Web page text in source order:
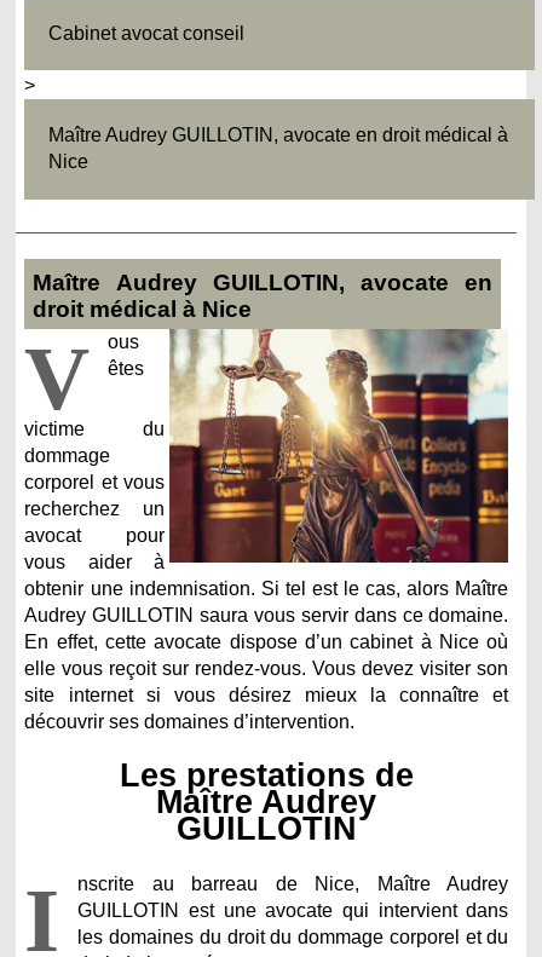
Cabinet avocat conseil
>
Maître Audrey GUILLOTIN, avocate en droit médical à
Nice
Maître Audrey GUILLOTIN, avocate en
droit médical à Nice
V
ous
êtes
victime du
dommage
corporel et vous
recherchez un
avocat pour
vous aider à
obtenir une indemnisation. Si tel est le cas, alors Maître
Audrey GUILLOTIN saura vous servir dans ce domaine.
En effet, cette avocate dispose d’un cabinet à Nice où
elle vous reçoit sur rendez-vous. Vous devez visiter son
site internet si vous désirez mieux la connaître et
découvrir ses domaines d’intervention.
Les prestations de
Maître Audrey
GUILLOTIN
I
nscrite au barreau de Nice, Maître Audrey
GUILLOTIN est une avocate qui intervient dans
les domaines du droit du dommage corporel et du